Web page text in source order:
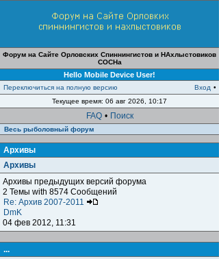
Форум на Сайте Орловских Спиннингистов и НАхлыстовиков
СОСНа
Hello Mobile Device User!
Переключиться на полную версию Вход •
Текущее время: 06 авг 2026, 10:17
FAQ • Поиск
Весь рыболовный форум
Архивы
Архивы
Архивы предыдущих версий форума
2 Темы with 8574 Сообщений
Re: Архив 2007-2011
DmK
04 фев 2012, 11:31
...